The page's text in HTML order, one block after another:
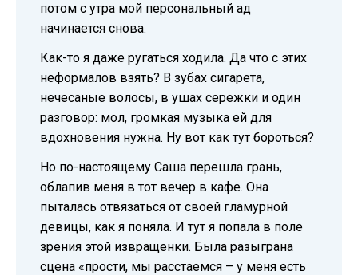
потом с утра мой персональный ад
начинается снова.
Как-то я даже ругаться ходила. Да что с этих
неформалов взять? В зубах сигарета,
нечесаные волосы, в ушах сережки и один
разговор: мол, громкая музыка ей для
вдохновения нужна. Ну вот как тут бороться?
Но по-настоящему Саша перешла грань,
облапив меня в тот вечер в кафе. Она
пыталась отвязаться от своей гламурной
девицы, как я поняла. И тут я попала в поле
зрения этой извращенки. Была разыграна
сцена «прости, мы расстаемся – у меня есть